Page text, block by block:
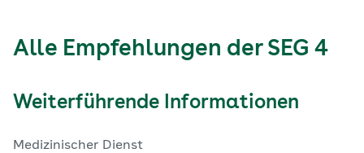
Alle Empfehlungen der SEG 4
Weiterführende Informationen
Medizinischer Dienst